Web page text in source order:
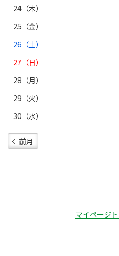
24（木）
25（金）
26（土）
27（日）
28（月）
29（火）
30（水）
前月
マイページ